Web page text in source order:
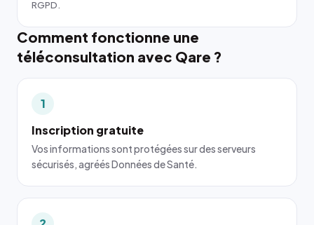
RGPD.
Comment fonctionne une
téléconsultation avec Qare ?
1
Inscription gratuite
Vos informations sont protégées sur des serveurs
sécurisés, agréés Données de Santé.